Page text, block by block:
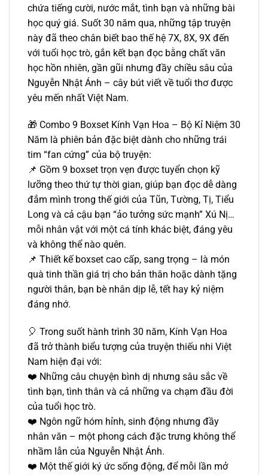
chứa tiếng cười, nước mắt, tình bạn và những bài
học quý giá. Suốt 30 năm qua, những tập truyện
này đã theo chân biết bao thế hệ 7X, 8X, 9X đến
với tuổi học trò, gắn kết bạn đọc bằng chất văn
học hồn nhiên, gần gũi nhưng đầy chiều sâu của
Nguyễn Nhật Ánh – cây bút viết về tuổi thơ được
yêu mến nhất Việt Nam.
🎁 Combo 9 Boxset Kính Vạn Hoa – Bộ Kỉ Niệm 30
Năm là phiên bản đặc biệt dành cho những trái
tim “fan cứng” của bộ truyện:
📌 Gồm 9 boxset trọn vẹn được tuyển chọn kỹ
lưỡng theo thứ tự thời gian, giúp bạn đọc dễ dàng
đắm mình trong thế giới của Tũn, Tường, Tị, Tiểu
Long và cả cậu bạn “ảo tưởng sức mạnh” Xú Nị…
mỗi nhân vật với một cá tính khác biệt, đáng yêu
và không thể nào quên.
📌 Thiết kế boxset cao cấp, sang trọng – là món
quà tinh thần giá trị cho bản thân hoặc dành tặng
người thân, bạn bè nhân dịp lễ, tết hay kỷ niệm
đáng nhớ.
🎈 Trong suốt hành trình 30 năm, Kính Vạn Hoa
đã trở thành biểu tượng của truyện thiếu nhi Việt
Nam hiện đại với:
❤️ Những câu chuyện bình dị nhưng sâu sắc về
tình bạn, tình thân và cả những va chạm đầu đời
của tuổi học trò.
❤️ Ngôn ngữ hóm hỉnh, sinh động nhưng đầy
nhân văn – một phong cách đặc trưng không thể
nhầm lẫn của Nguyễn Nhật Ánh.
❤️ Một thế giới ký ức sống động, để mỗi lần mở